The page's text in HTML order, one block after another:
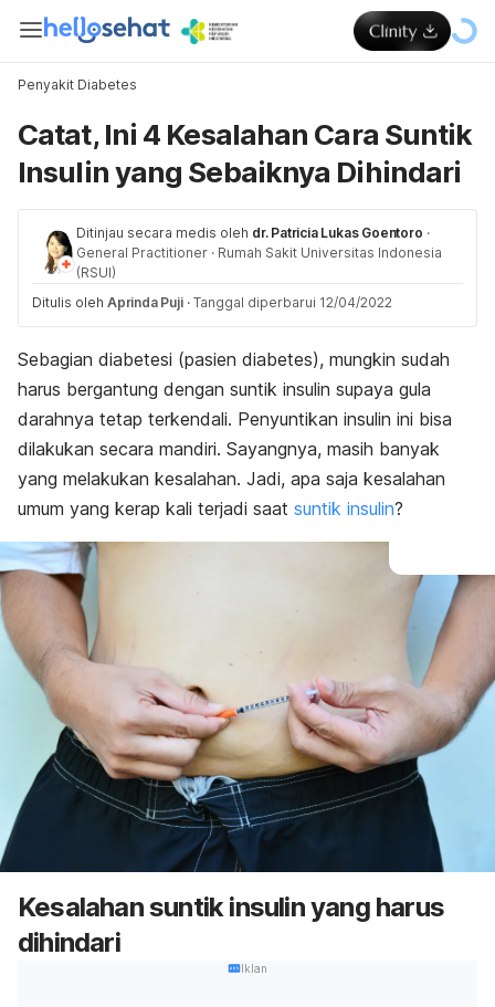
Penyakit Diabetes
Catat, Ini 4 Kesalahan Cara Suntik
Insulin yang Sebaiknya Dihindari
Ditinjau secara medis oleh dr. Patricia Lukas Goentoro ·
General Practitioner · Rumah Sakit Universitas Indonesia
(RSUI)
Ditulis oleh Aprinda Puji · Tanggal diperbarui 12/04/2022
Sebagian diabetesi (pasien diabetes), mungkin sudah
harus bergantung dengan suntik insulin supaya gula
darahnya tetap terkendali. Penyuntikan insulin ini bisa
dilakukan secara mandiri. Sayangnya, masih banyak
yang melakukan kesalahan. Jadi, apa saja kesalahan
umum yang kerap kali terjadi saat suntik insulin?
Kesalahan suntik insulin yang harus
dihindari
Iklan